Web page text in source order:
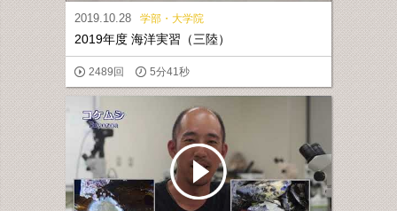
2019.10.28 学部・大学院
2019年度 海洋実習（三陸）
2489回 5分41秒